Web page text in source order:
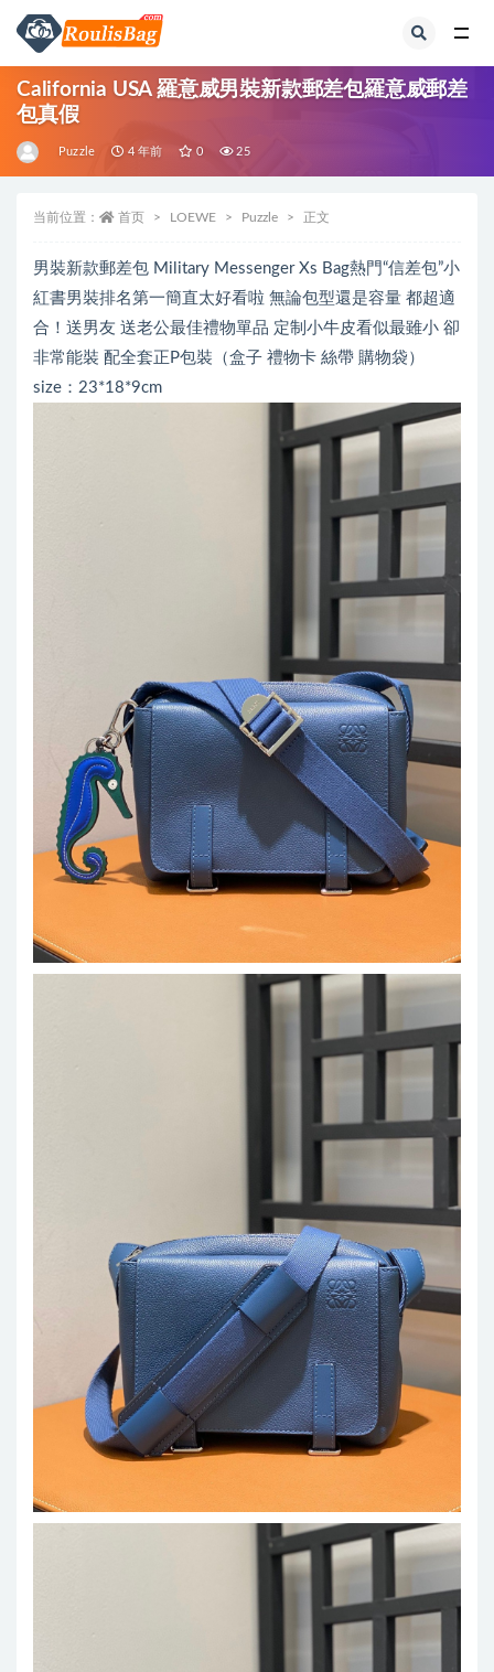
California USA 羅意威男裝新款郵差包羅意威郵差
包真假
Puzzle 4 年前 0 25
当前位置： 首页 LOEWE Puzzle 正文
男裝新款郵差包 Military Messenger Xs Bag熱門“信差包”小
紅書男裝排名第一簡直太好看啦 無論包型還是容量 都超適
合！送男友 送老公最佳禮物單品 定制小牛皮看似最雖小 卻
非常能裝 配全套正P包裝（盒子 禮物卡 絲帶 購物袋）
size：23*18*9cm